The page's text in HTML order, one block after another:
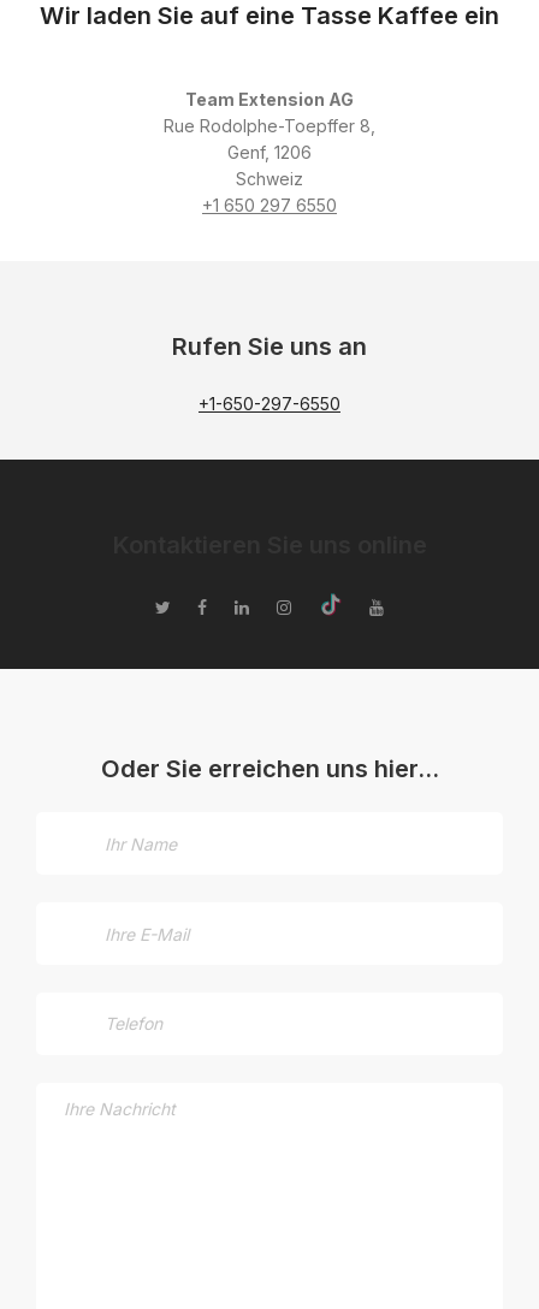
Wir laden Sie auf eine Tasse Kaffee ein
Team Extension AG
Rue Rodolphe-Toepffer 8,
Genf, 1206
Schweiz
+1 650 297 6550
Rufen Sie uns an
+1-650-297-6550
Oder Sie erreichen uns hier…